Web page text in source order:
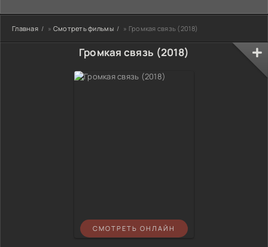
Главная » Смотреть фильмы » Громкая связь (2018)
Громкая связь (2018)
СМОТРЕТЬ ОНЛАЙН